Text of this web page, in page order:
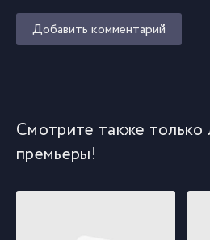
Добавить комментарий
Смотрите также только
премьеры!